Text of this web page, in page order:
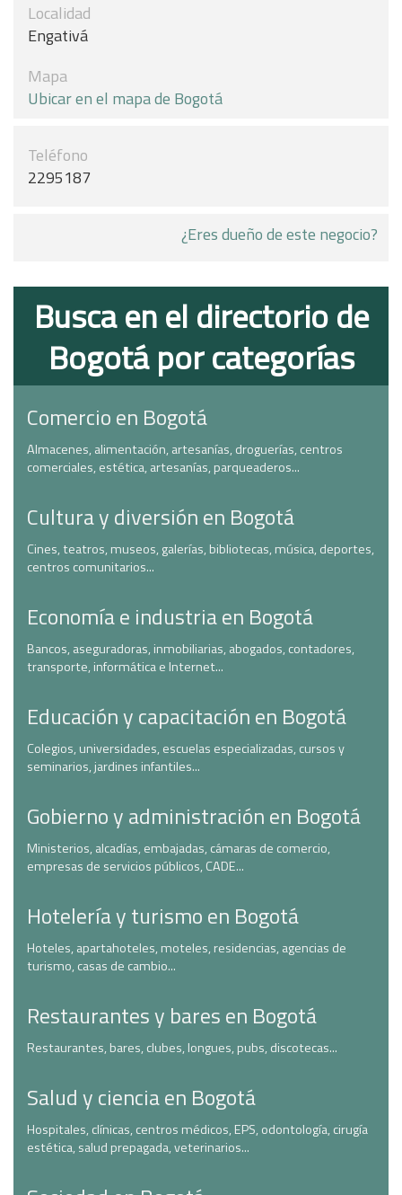
Localidad
Engativá
Mapa
Ubicar en el mapa de Bogotá
Teléfono
2295187
¿Eres dueño de este negocio?
Busca en el directorio de
Bogotá por categorías
Comercio en Bogotá
Almacenes, alimentación, artesanías, droguerías, centros
comerciales, estética, artesanías, parqueaderos...
Cultura y diversión en Bogotá
Cines, teatros, museos, galerías, bibliotecas, música, deportes,
centros comunitarios...
Economía e industria en Bogotá
Bancos, aseguradoras, inmobiliarias, abogados, contadores,
transporte, informática e Internet...
Educación y capacitación en Bogotá
Colegios, universidades, escuelas especializadas, cursos y
seminarios, jardines infantiles...
Gobierno y administración en Bogotá
Ministerios, alcadías, embajadas, cámaras de comercio,
empresas de servicios públicos, CADE...
Hotelería y turismo en Bogotá
Hoteles, apartahoteles, moteles, residencias, agencias de
turismo, casas de cambio...
Restaurantes y bares en Bogotá
Restaurantes, bares, clubes, longues, pubs, discotecas...
Salud y ciencia en Bogotá
Hospitales, clínicas, centros médicos, EPS, odontología, cirugía
estética, salud prepagada, veterinarios...